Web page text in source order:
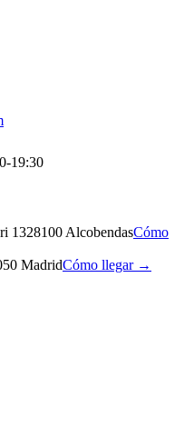
19:30
1328100 AlcobendasCómo
MadridCómo llegar →